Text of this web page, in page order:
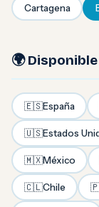
Cartagena
🌍
🇪🇸España
🇺🇸Estados
🇲🇽México
🇨🇱Chile